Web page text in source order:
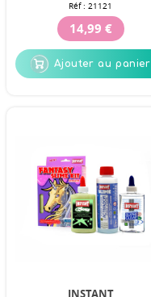
Réf : 21121
14,99 €
Ajouter au panier
INSTANT